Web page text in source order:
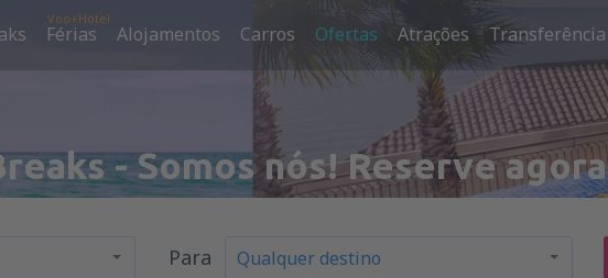
Voo+Hotel
Férias Alojamentos Carros Ofertas Atrações Transferência
- Somos nós! Reserve agora
Para